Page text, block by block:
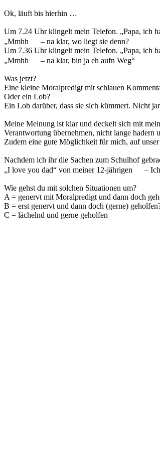
Ok, läuft bis hierhin …
Um 7.24 Uhr klingelt mein Telefon. „Papa, ich
„Mmhh
– na klar, wo liegt sie denn?
Um 7.36 Uhr klingelt mein Telefon. „Papa, ich
„Mmhh
– na klar, bin ja eh aufn Weg“
Was jetzt?
Eine kleine Moralpredigt mit schlauen
Oder ein Lob?
Ein Lob darüber, dass sie sich kümmert. Nicht
Meine Meinung ist klar und deckelt sich mit
Verantwortung übernehmen, nicht lange hadern
Zudem eine gute Möglichkeit für mich, auf
Nachdem ich ihr die Sachen zum Schulhof
„I love you dad“ von meiner 12-jährigen
–
Wie gehst du mit solchen Situationen um?
A = genervt mit Moralpredigt und dann doch
B = erst genervt und dann doch (gerne)
C = lächelnd und gerne geholfen